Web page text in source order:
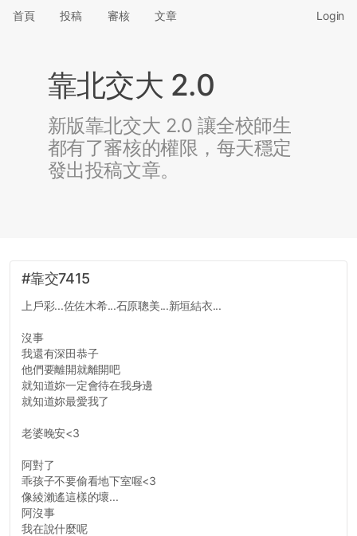
首頁 投稿 審核 文章 Login
靠北交大 2.0
新版靠北交大 2.0 讓全校師生
都有了審核的權限，每天穩定
發出投稿文章。
#靠交7415
上戶彩...佐佐木希...石原聰美...新垣結衣...
沒事
我還有深田恭子
他們要離開就離開吧
就知道妳一定會待在我身邊
就知道妳最愛我了
老婆晚安<3
阿對了
乖孩子不要偷看地下室喔<3
像綾瀨遙這樣的壞...
阿沒事
我在說什麼呢